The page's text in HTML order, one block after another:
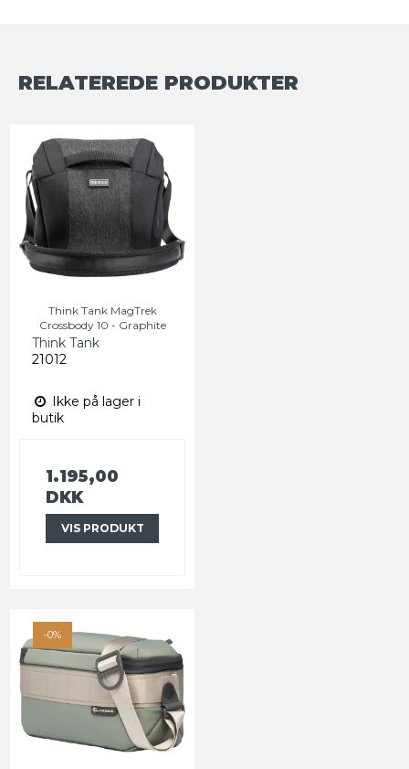
RELATEREDE PRODUKTER
Think Tank MagTrek
Crossbody 10 - Graphite
Think Tank
21012
Ikke på lager i
butik
1.195,00
DKK
VIS PRODUKT
-0%